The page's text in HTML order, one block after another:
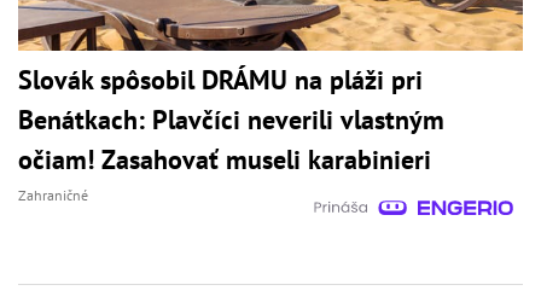
Slovák spôsobil DRÁMU na pláži pri
Benátkach: Plavčíci neverili vlastným
očiam! Zasahovať museli karabinieri
Zahraničné